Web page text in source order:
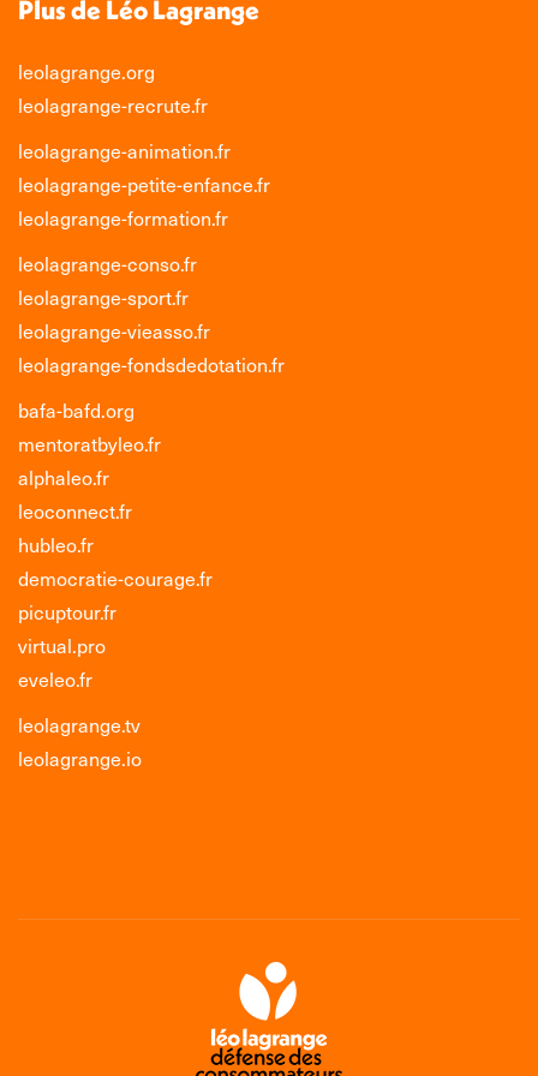
Plus de Léo Lagrange
leolagrange.org
leolagrange-recrute.fr
leolagrange-animation.fr
leolagrange-petite-enfance.fr
leolagrange-formation.fr
leolagrange-conso.fr
leolagrange-sport.fr
leolagrange-vieasso.fr
leolagrange-fondsdedotation.fr
bafa-bafd.org
mentoratbyleo.fr
alphaleo.fr
leoconnect.fr
hubleo.fr
democratie-courage.fr
picuptour.fr
virtual.pro
eveleo.fr
leolagrange.tv
leolagrange.io